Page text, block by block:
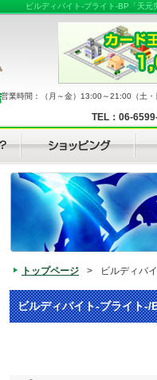
ビルディバイト-ブライト-BP「天
営業時間：（月～金）13:00～21:00（土
TEL：06-
トップページ > ビルディバ
ビルディバイト-ブライト-/